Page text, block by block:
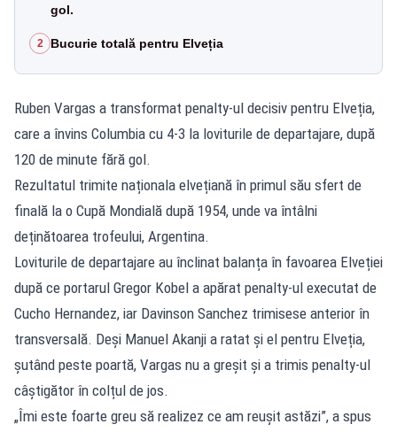
gol.
2 Bucurie totală pentru Elveția
Ruben Vargas a transformat penalty-ul decisiv pentru Elveția,
care a învins Columbia cu 4-3 la loviturile de departajare, după
120 de minute fără gol.
Rezultatul trimite naționala elvețiană în primul său sfert de
finală la o Cupă Mondială după 1954, unde va întâlni
deținătoarea trofeului, Argentina.
Loviturile de departajare au înclinat balanța în favoarea Elveției
după ce portarul Gregor Kobel a apărat penalty-ul executat de
Cucho Hernandez, iar Davinson Sanchez trimisese anterior în
transversală. Deși Manuel Akanji a ratat și el pentru Elveția,
șutând peste poartă, Vargas nu a greșit și a trimis penalty-ul
câștigător în colțul de jos.
„Îmi este foarte greu să realizez ce am reușit astăzi”, a spus